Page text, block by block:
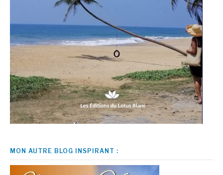
MON AUTRE BLOG INSPIRANT :